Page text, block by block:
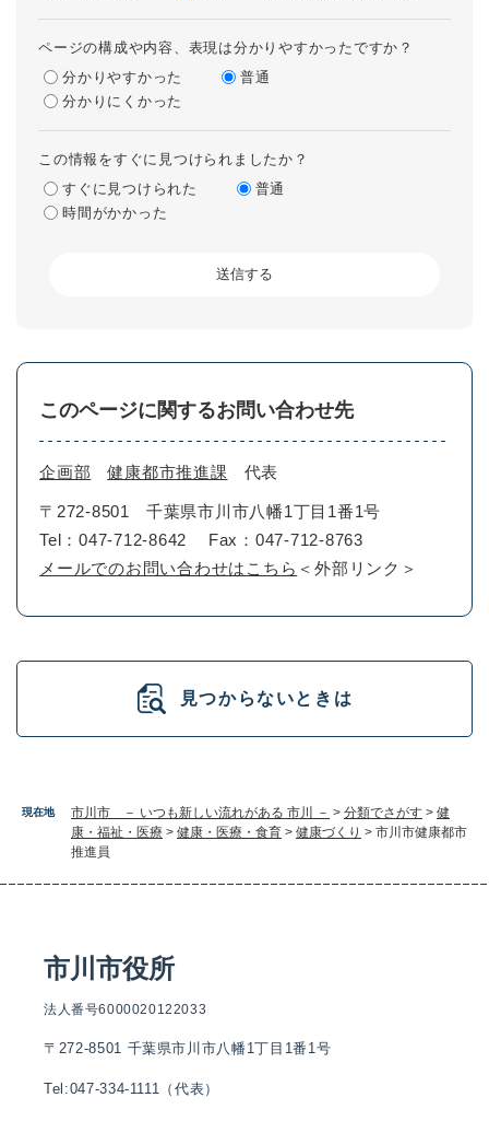
現在地 市川市 － いつも新しい流れがある 市川 － > 分類でさがす > 健
康・福祉・医療 > 健康・医療・食育 > 健康づくり > 市川市健康都市
推進員
ページの構成や内容、表現は分かりやすかったですか？
分かりやすかった
普通
分かりにくかった
この情報をすぐに見つけられましたか？
すぐに見つけられた
普通
時間がかかった
このページに関するお問い合わせ先
企画部 健康都市推進課 代表
〒272-8501
千葉県市川市八幡1丁目1番1号
Tel：047-712-8642
Fax：047-712-8763
メールでのお問い合わせはこちら ＜外部リンク＞
見つからないときは
市川市役所
法人番号6000020122033
〒272-8501 千葉県市川市八幡1丁目1番1号
Tel:047-334-1111（代表）